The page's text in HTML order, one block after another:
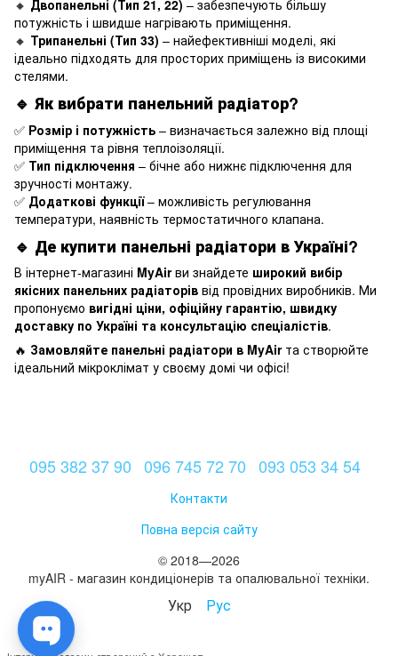
🔸 Двопанельні (Тип 21, 22) – забезпечують більшу
потужність і швидше нагрівають приміщення.
🔸 Трипанельні (Тип 33) – найефективніші моделі, які
ідеально підходять для просторих приміщень із високими
стелями.
🔹 Як вибрати панельний радіатор?
✅ Розмір і потужність – визначається залежно від площі
приміщення та рівня теплоізоляції.
✅ Тип підключення – бічне або нижнє підключення для
зручності монтажу.
✅ Додаткові функції– можливість регулювання
температури, наявність термостатичного клапана.
🔹 Де купити панельні радіатори в Україні?
В інтернет-магазині MyAirви знайдете широкий вибір
якісних панельних радіаторів від провідних виробників. Ми
пропонуємо вигідні ціни, офіційну гарантію, швидку
доставку по Україні та консультацію спеціалістів.
🔥 Замовляйте панельні радіатори в MyAirта створюйте
ідеальний мікроклімат у своєму домі чи офісі!
095 382 37 90 096 745 72 70 093 053 34 54
Контакти
Повна версія сайту
© 2018—2026
myAIR - магазин кондиціонерів та опалювальної техніки.
Укр Рус